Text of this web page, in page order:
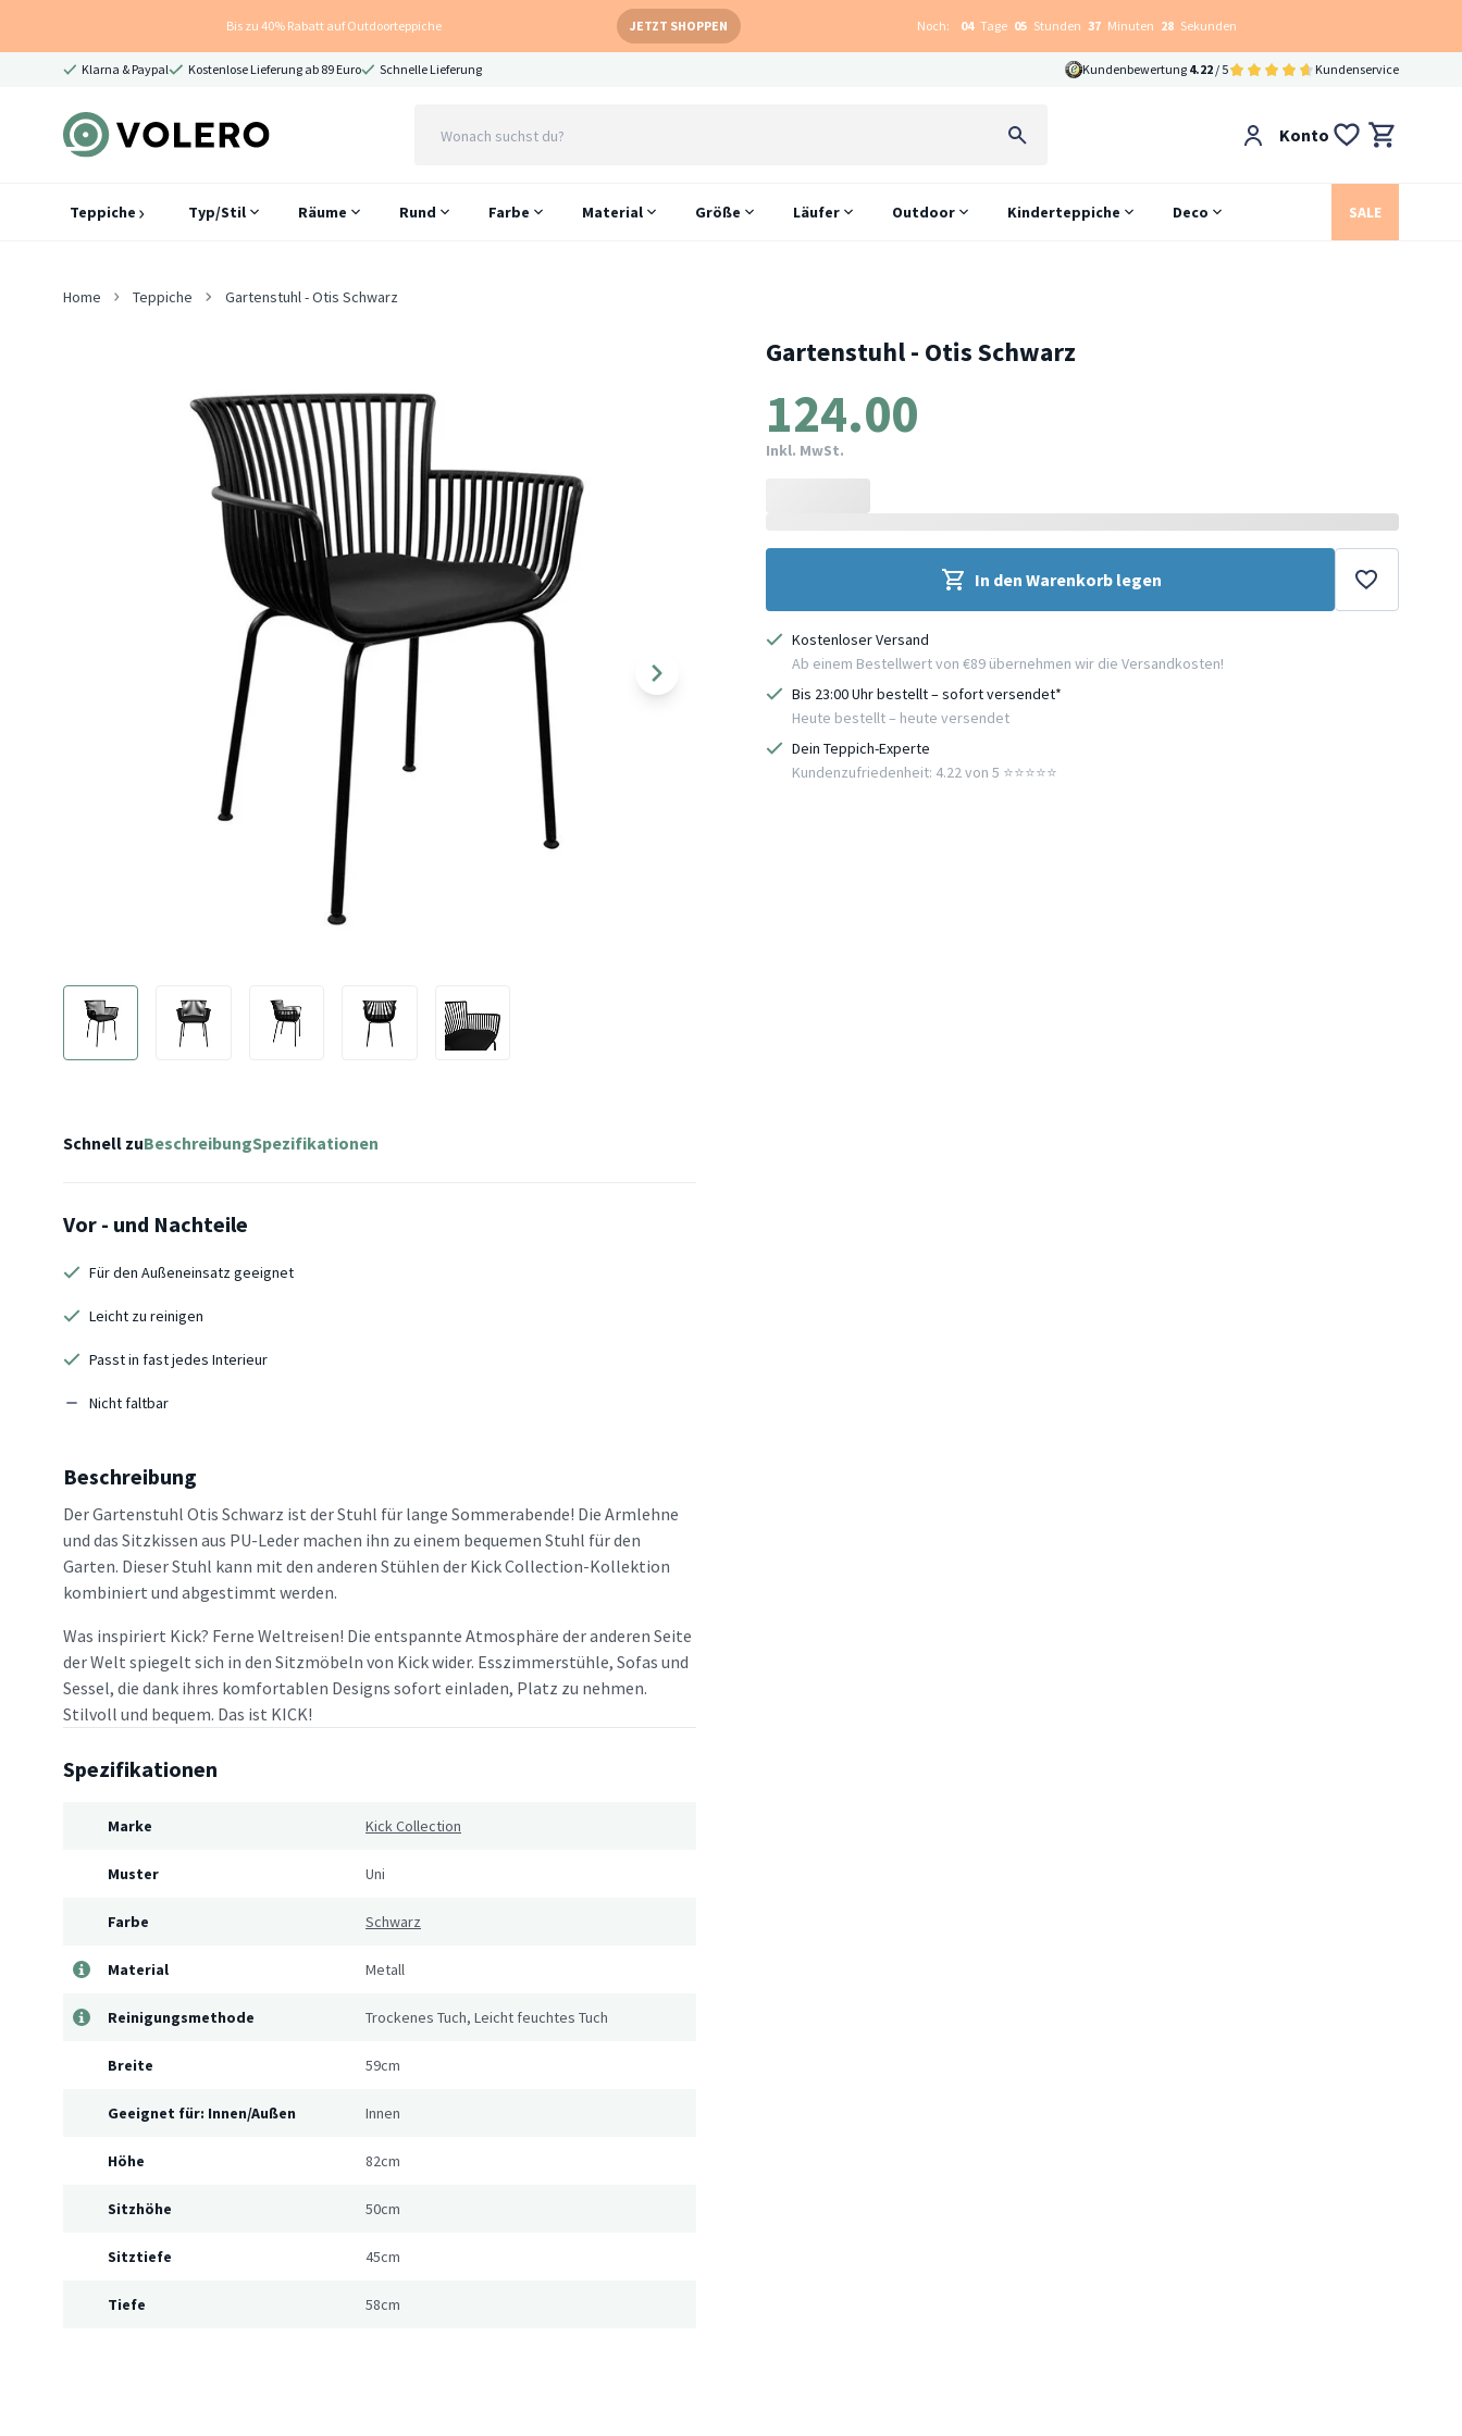
Bis zu 40% Rabatt auf Outdoorteppiche JETZT SHOPPEN Noch: 04 Tage 05 Stunden 37 Minuten 27 Sekunden
Klarna & Paypal Kostenlose Lieferung ab 89 Euro Schnelle Lieferung Kundenbewertung 4.22 / 5 Kundenservice
Konto
Teppiche Typ/Stil Räume Rund Farbe Material Größe Läufer Outdoor Kinderteppiche Deco SALE
Home Teppiche Gartenstuhl - Otis Schwarz
Gartenstuhl - Otis Schwarz
124.00
Inkl. MwSt.
In den Warenkorb legen
Kostenloser Versand
Ab einem Bestellwert von €89 übernehmen wir die Versandkosten!
Bis 23:00 Uhr bestellt – sofort versendet*
Heute bestellt – heute versendet
Dein Teppich-Experte
Kundenzufriedenheit: 4.22 von 5 ⭐️⭐️⭐️⭐️⭐️
Schnell zuBeschreibungSpezifikationen
Vor - und Nachteile
Für den Außeneinsatz geeignet
Leicht zu reinigen
Passt in fast jedes Interieur
Nicht faltbar
Beschreibung
Der Gartenstuhl Otis Schwarz ist der Stuhl für lange Sommerabende! Die Armlehne
und das Sitzkissen aus PU-Leder machen ihn zu einem bequemen Stuhl für den
Garten. Dieser Stuhl kann mit den anderen Stühlen der Kick Collection-Kollektion
kombiniert und abgestimmt werden.
Was inspiriert Kick? Ferne Weltreisen! Die entspannte Atmosphäre der anderen Seite
der Welt spiegelt sich in den Sitzmöbeln von Kick wider. Esszimmerstühle, Sofas und
Sessel, die dank ihres komfortablen Designs sofort einladen, Platz zu nehmen.
Stilvoll und bequem. Das ist KICK!
Spezifikationen
Marke Kick Collection
Muster Uni
Farbe Schwarz
Material Metall
Reinigungsmethode Trockenes Tuch, Leicht feuchtes Tuch
Breite 59cm
Geeignet für: Innen/Außen Innen
Höhe 82cm
Sitzhöhe 50cm
Sitztiefe 45cm
Tiefe 58cm